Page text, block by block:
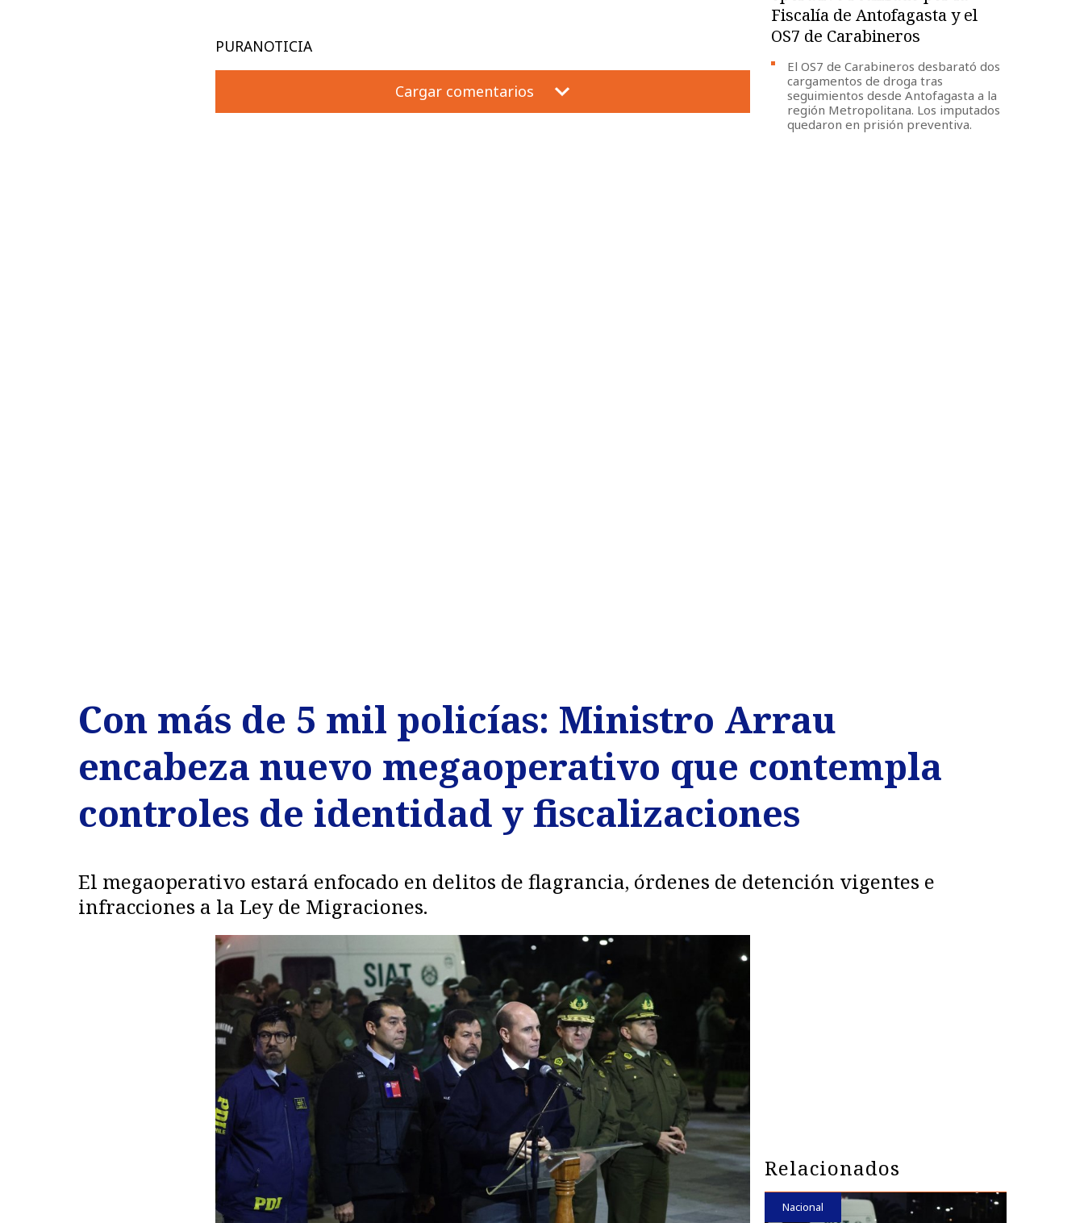
PURANOTICIA
Cargar comentarios
Fiscalía de Antofagasta y el
OS7 de Carabineros
El OS7 de Carabineros desbarató dos
cargamentos de droga tras
seguimientos desde Antofagasta a la
región Metropolitana. Los imputados
quedaron en prisión preventiva.
Con más de 5 mil policías: Ministro Arrau
encabeza nuevo megaoperativo que contempla
controles de identidad y fiscalizaciones
El megaoperativo estará enfocado en delitos de flagrancia, órdenes de detención vigentes e
infracciones a la Ley de Migraciones.
Relacionados
Nacional